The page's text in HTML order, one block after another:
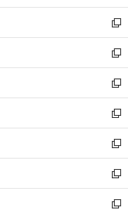
開
く
ウ
で
開
く
ン
ド
ウ
で
開
く
ウ
ィ
ン
ド
ウ
で
開
く
新
し
い
ウ
ィ
ン
ド
ウ
で
開
く
新
し
い
ウ
ィ
ン
ド
ウ
で
開
く
新
し
い
ウ
ィ
ン
ド
ウ
で
新
し
い
ウ
ィ
ン
ド
新
し
い
ウ
ィ
新
し
い
新